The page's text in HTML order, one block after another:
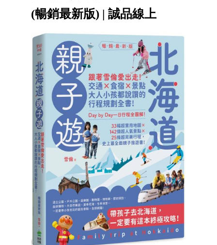
(暢銷最新版) | 誠品線上